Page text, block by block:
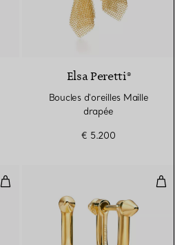
Elsa Peretti®
Boucles d'oreilles Maille
drapée
€ 5.200
Boucles d’oreilles High Tide en